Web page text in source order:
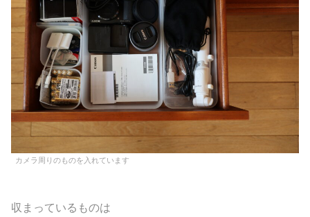
カメラ周りのものを入れています
収まっているものは